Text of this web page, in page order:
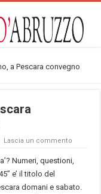
a Pescara convegno
Lascia un commento
Numeri, questioni,
e’ il titolo del
domani e sabato.